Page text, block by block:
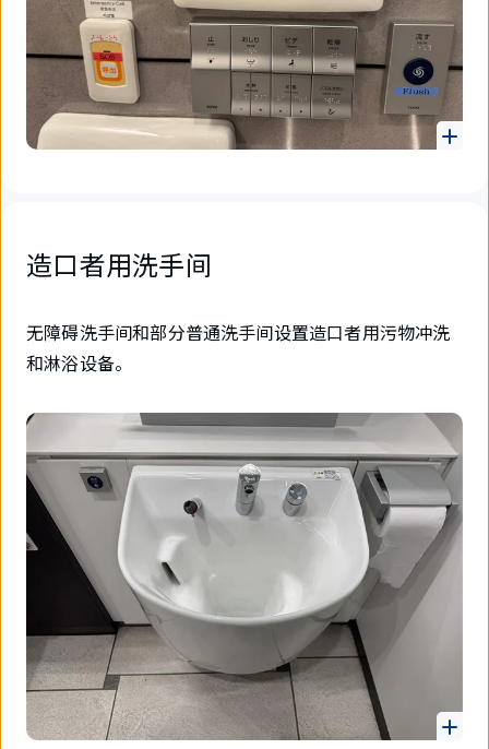
造口者用洗手间
无障碍洗手间和部分普通洗手间设置造口者用污物冲洗
和淋浴设备。